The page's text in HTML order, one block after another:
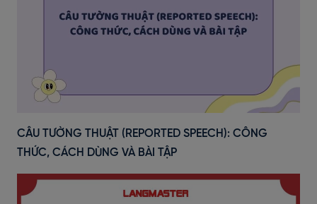
CÂU TƯỜNG THUẬT (REPORTED SPEECH): CÔNG
THỨC, CÁCH DÙNG VÀ BÀI TẬP